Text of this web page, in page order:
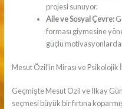
projesi sunuyor.
Aile ve Sosyal Çevre:
forması giymesine
güçlü
Mesut Özil’in Mirası ve Psikolojik
Geçmişte Mesut Özil ve İlkay
seçmesi büyük bir fırtına